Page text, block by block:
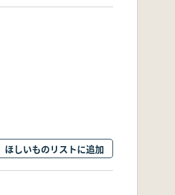
ほしいものリストに追加